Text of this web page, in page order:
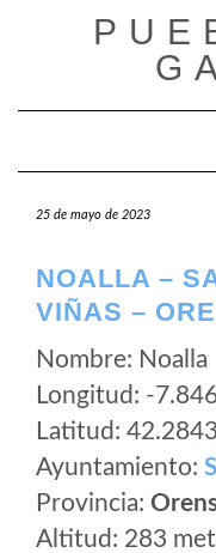
25 de mayo de 2023
NOALLA –
VIÑAS –
Nombre: Noalla
Longitud: -
Latitud:
Ayuntamiento:
Provincia:
Altitud: 283